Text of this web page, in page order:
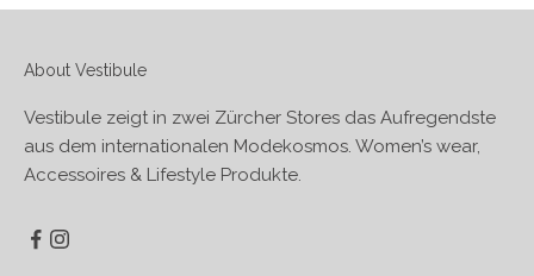
About Vestibule
Vestibule zeigt in zwei Zürcher Stores das Aufregendste
aus dem internationalen Modekosmos. Women’s wear,
Accessoires & Lifestyle Produkte.